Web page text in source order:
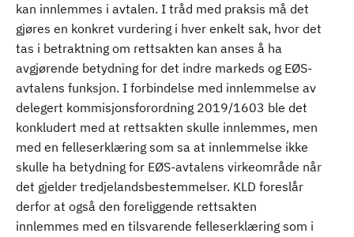
kan innlemmes i avtalen. I tråd med praksis må det
gjøres en konkret vurdering i hver enkelt sak, hvor det
tas i betraktning om rettsakten kan anses å ha
avgjørende betydning for det indre markeds og EØS-
avtalens funksjon. I forbindelse med innlemmelse av
delegert kommisjonsforordning 2019/1603 ble det
konkludert med at rettsakten skulle innlemmes, men
med en felleserklæring som sa at innlemmelse ikke
skulle ha betydning for EØS-avtalens virkeområde når
det gjelder tredjelandsbestemmelser. KLD foreslår
derfor at også den foreliggende rettsakten
innlemmes med en tilsvarende felleserklæring som i